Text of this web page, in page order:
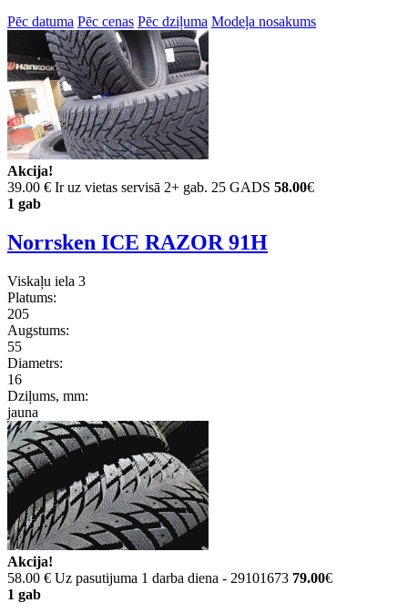
Pēc datuma Pēc cenas Pēc dziļuma Modeļa nosakums
Akcija!
39.00 € Ir uz vietas servisā 2+ gab. 25 GADS 58.00€
1 gab
Norrsken ICE RAZOR 91H
Viskaļu iela 3
Platums:
205
Augstums:
55
Diametrs:
16
Dziļums, mm:
jauna
Akcija!
58.00 € Uz pasutijuma 1 darba diena - 29101673 79.00€
1 gab